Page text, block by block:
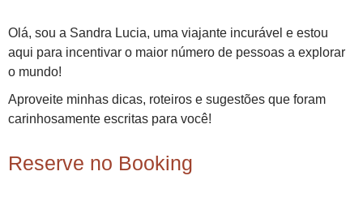
Olá, sou a Sandra Lucia, uma viajante incurável e estou
aqui para incentivar o maior número de pessoas a explorar
o mundo!
Aproveite minhas dicas, roteiros e sugestões que foram
carinhosamente escritas para você!
Reserve no Booking